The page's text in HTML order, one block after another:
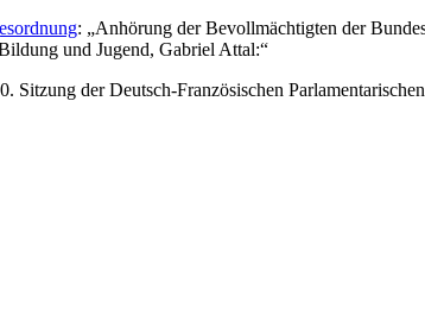
: „Anhörung der Bevollmächtigten der
und Jugend, Gabriel Attal:“
der Deutsch-Französischen